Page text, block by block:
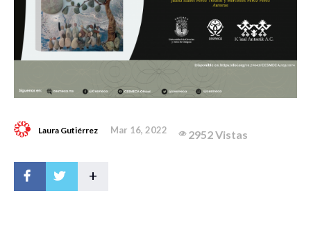
Laura Gutiérrez Mar 16, 2022 2952 Vistas
+